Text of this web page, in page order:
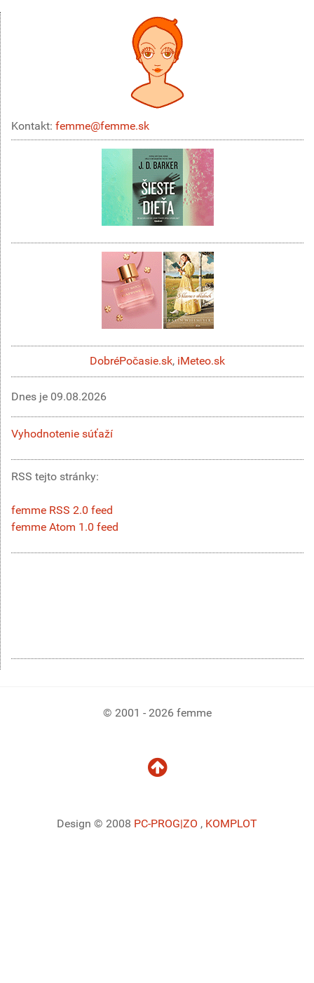
Kontakt: femme@femme.sk
DobréPočasie.sk, iMeteo.sk
Dnes je 09.08.2026
Vyhodnotenie súťaží
RSS tejto stránky:
femme RSS 2.0 feed
femme Atom 1.0 feed
© 2001 - 2026 femme
Design © 2008 PC-PROG|ZO , KOMPLOT